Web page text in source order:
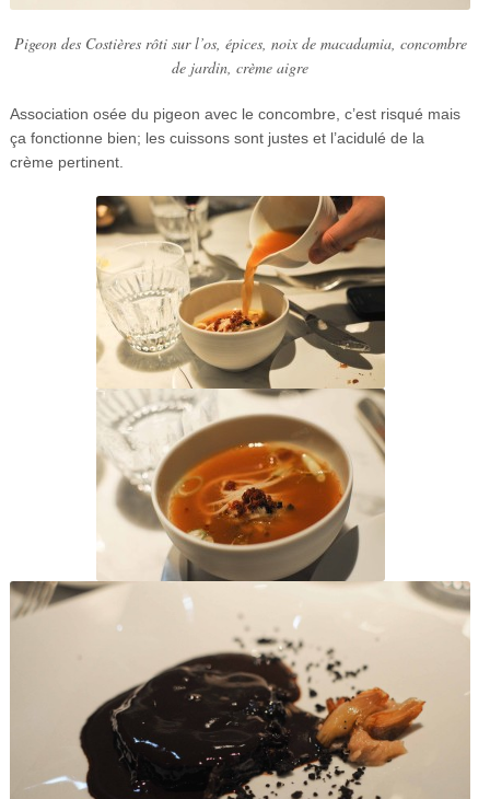
Pigeon des Costières rôti sur l’os, épices, noix de macadamia, concombre
de jardin, crème aigre
Association osée du pigeon avec le concombre, c’est risqué mais
ça fonctionne bien; les cuissons sont justes et l’acidulé de la
crème pertinent.